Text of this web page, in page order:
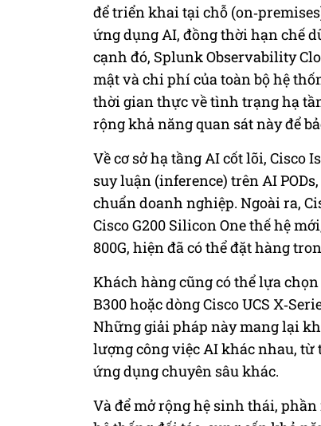
để triển khai tại chỗ
ứng dụng AI, đồng thời hạn chế
cạnh đó, Splunk Observability
mật và chi phí của toàn bộ hệ
thời gian thực về tình trạng hạ
rộng khả năng quan sát này để
Về cơ sở hạ tầng AI cốt lõi,
suy luận (inference) trên AI
chuẩn doanh nghiệp. Ngoài ra,
Cisco G200 Silicon One thế hệ
800G, hiện đã có thể đặt hàng
Khách hàng cũng có thể lựa
B300 hoặc dòng Cisco UCS
Những giải pháp này mang lại
lượng công việc AI khác nhau,
ứng dụng chuyên sâu khác.
Và để mở rộng hệ sinh thái, phần